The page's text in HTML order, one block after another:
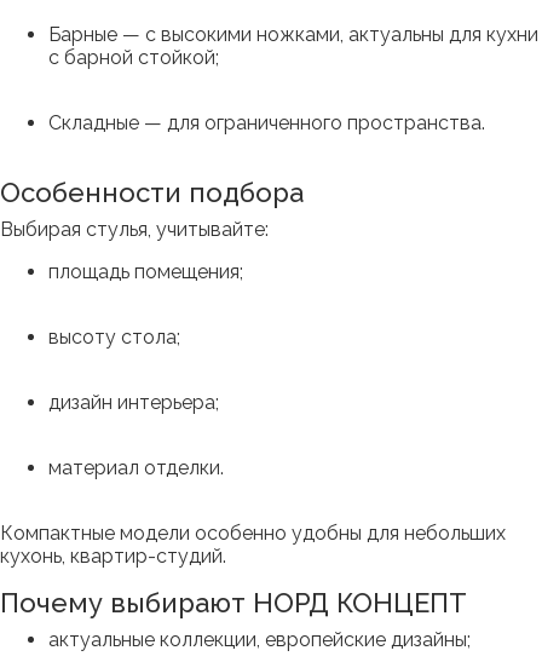
Барные — с высокими ножками, актуальны для кухни
с барной стойкой;
Складные — для ограниченного пространства.
Особенности подбора
Выбирая стулья, учитывайте:
площадь помещения;
высоту стола;
дизайн интерьера;
материал отделки.
Компактные модели особенно удобны для небольших
кухонь, квартир-студий.
Почему выбирают НОРД КОНЦЕПТ
актуальные коллекции, европейские дизайны;